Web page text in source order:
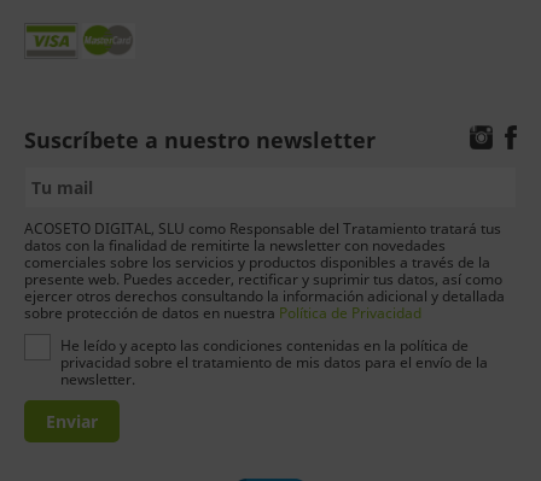
Suscríbete a nuestro newsletter
ACOSETO DIGITAL, SLU como Responsable del Tratamiento tratará tus
datos con la finalidad de remitirte la newsletter con novedades
comerciales sobre los servicios y productos disponibles a través de la
presente web. Puedes acceder, rectificar y suprimir tus datos, así como
ejercer otros derechos consultando la información adicional y detallada
sobre protección de datos en nuestra Política de Privacidad
He leído y acepto las condiciones contenidas en la política de
privacidad sobre el tratamiento de mis datos para el envío de la
newsletter.
Enviar